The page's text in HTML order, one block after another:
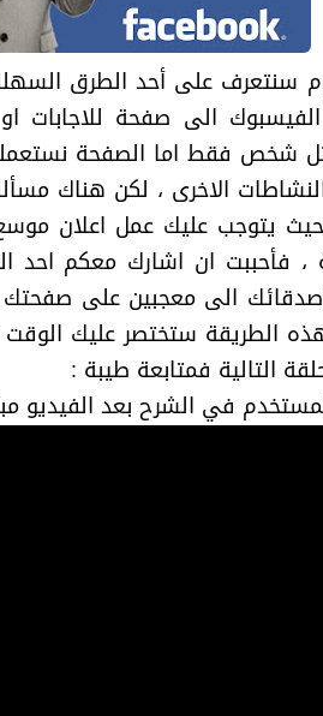
سنتعرف على أحد الطرق
الى صفحة للاجابات
فقط اما الصفحة
الاخرى ، لكن هناك
يتوجب عليك عمل اعلان
، فأحببت ان اشارك معكم احد
الى معجبين على
الطريقة ستختصر عليك
التالية فمتابعة طيبة :
في الشرح بعد الفيديو